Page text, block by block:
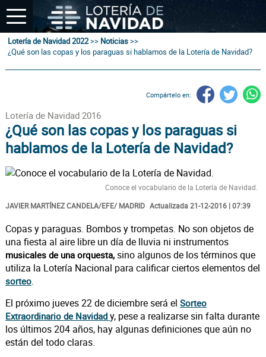
Lotería de Navidad 2022>> Noticias>>
¿Qué son las copas y los paraguas si hablamos de la Lotería de Navidad?
Compártelo en:
Lotería de Navidad 2016
¿Qué son las copas y los paraguas si
hablamos de la Lotería de Navidad?
Conoce el vocabulario de la Lotería de Navidad.
JAVIER MARTÍNEZ CANDELA/EFE/ MADRID Actualizada 21-12-2016 | 07:39
Copas y paraguas. Bombos y trompetas. No son objetos de
una fiesta al aire libre un día de lluvia ni instrumentos
musicales de una orquesta,sino algunos de los términos que
utiliza la Lotería Nacional para calificar ciertos elementos del
sorteo.
El próximo jueves 22 de diciembre será el Sorteo
Extraordinario de Navidad y, pese a realizarse sin falta durante
los últimos 204 años, hay algunas definiciones que aún no
están del todo claras.